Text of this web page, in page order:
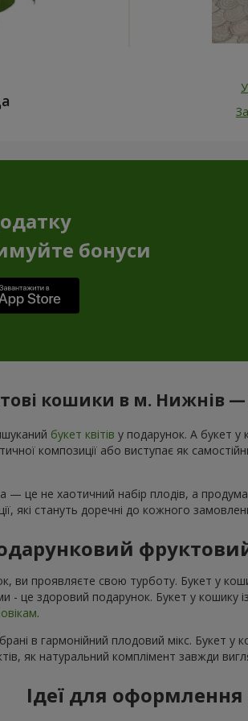
бонуси
кошики в м. Нижнів —
букет квітів у подарунок. А букет у
композиції або виступає як
— це не хаотичний набір плодів, а
які стануть доречні до кожного
ви проявляєте свою турботу. Букет у
- це здоровий подарунок. Букет у
.
в гармонійний плодовий мікс. Букет
як натуральний комплімент завжди
Ідеї для